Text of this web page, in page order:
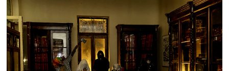
Limite de download